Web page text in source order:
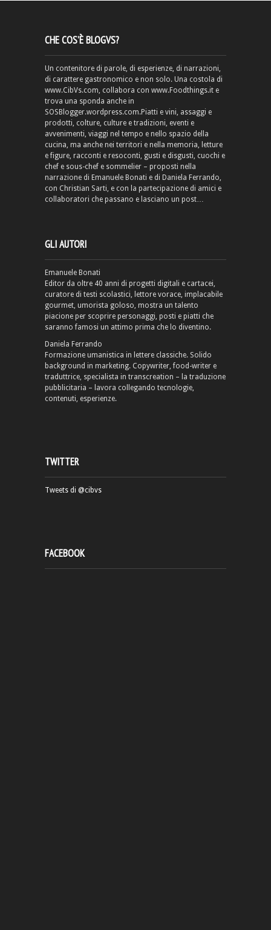
CHE COS’È BLOGVS?
Un contenitore di parole, di esperienze, di narrazioni,
di carattere gastronomico e non solo. Una costola di
www.CibVs.com, collabora con www.Foodthings.it e
trova una sponda anche in
SOSBlogger.wordpress.com.Piatti e vini, assaggi e
prodotti, colture, culture e tradizioni, eventi e
avvenimenti, viaggi nel tempo e nello spazio della
cucina, ma anche nei territori e nella memoria, letture
e figure, racconti e resoconti, gusti e disgusti, cuochi e
chef e sous-chef e sommelier – proposti nella
narrazione di Emanuele Bonati e di Daniela Ferrando,
con Christian Sarti, e con la partecipazione di amici e
collaboratori che passano e lasciano un post…
GLI AUTORI
Emanuele Bonati
Editor da oltre 40 anni di progetti digitali e cartacei,
curatore di testi scolastici, lettore vorace, implacabile
gourmet, umorista goloso, mostra un talento
piacione per scoprire personaggi, posti e piatti che
saranno famosi un attimo prima che lo diventino.
Daniela Ferrando
Formazione umanistica in lettere classiche. Solido
background in marketing. Copywriter, food-writer e
traduttrice, specialista in transcreation – la traduzione
pubblicitaria – lavora collegando tecnologie,
contenuti, esperienze.
TWITTER
Tweets di @cibvs
FACEBOOK